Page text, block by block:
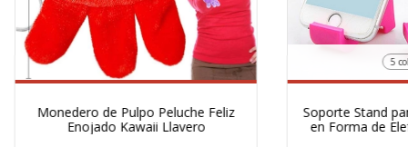
Monedero de Pulpo Peluche Feliz
Enojado Kawaii Llavero
5
Soporte Stand
en Forma de